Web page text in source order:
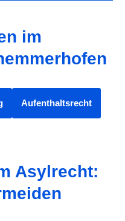
im
Aufenthaltsrecht
Asylrecht: